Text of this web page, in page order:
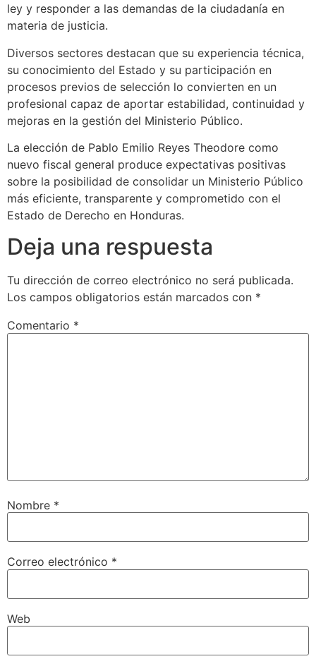
ley y responder a las demandas de la ciudadanía en
materia de justicia.
Diversos sectores destacan que su experiencia técnica,
su conocimiento del Estado y su participación en
procesos previos de selección lo convierten en un
profesional capaz de aportar estabilidad, continuidad y
mejoras en la gestión del Ministerio Público.
La elección de Pablo Emilio Reyes Theodore como
nuevo fiscal general produce expectativas positivas
sobre la posibilidad de consolidar un Ministerio Público
más eficiente, transparente y comprometido con el
Estado de Derecho en Honduras.
Deja una respuesta
Tu dirección de correo electrónico no será publicada.
Los campos obligatorios están marcados con *
Comentario *
Nombre *
Correo electrónico *
Web